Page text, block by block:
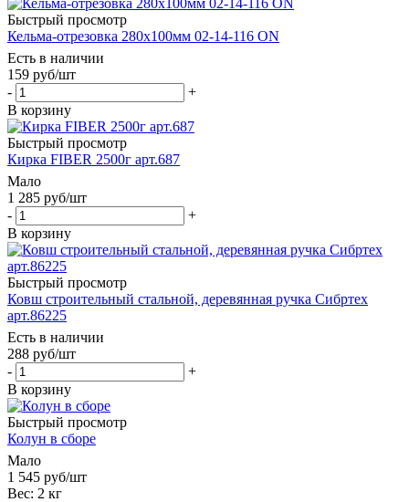
Быстрый просмотр
Кельма-отрезовка 280х100мм 02-14-116 ON
Есть в наличии
159 руб/шт
-
+
В корзину
Быстрый просмотр
Кирка FIBER 2500г арт.687
Мало
1 285 руб/шт
-
+
В корзину
Быстрый просмотр
Ковш строительный стальной, деревянная ручка Сибртех
арт.86225
Есть в наличии
288 руб/шт
-
+
В корзину
Быстрый просмотр
Колун в сборе
Мало
1 545 руб/шт
Вес: 2 кг